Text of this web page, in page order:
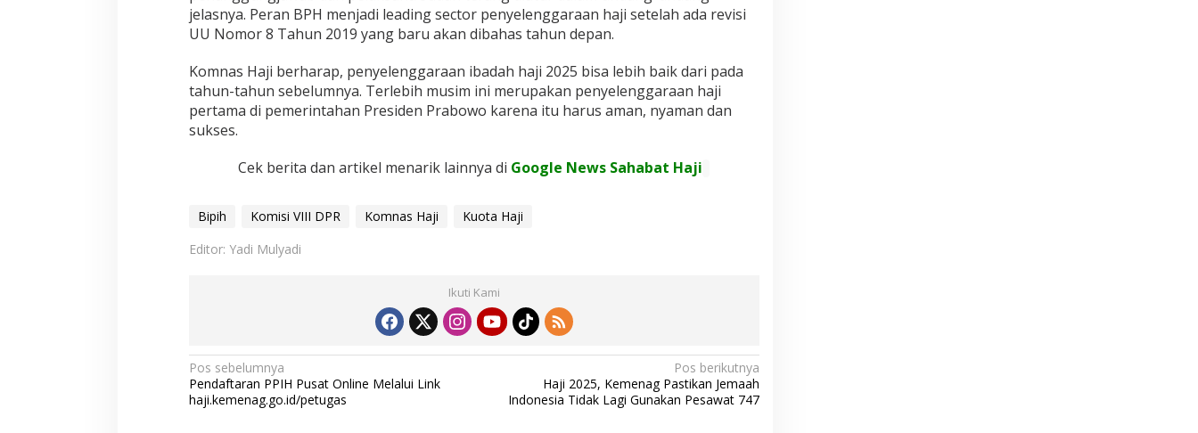
jelasnya. Peran BPH menjadi leading sector penyelenggaraan haji setelah ada revisi
UU Nomor 8 Tahun 2019 yang baru akan dibahas tahun depan.
Komnas Haji berharap, penyelenggaraan ibadah haji 2025 bisa lebih baik dari pada
tahun-tahun sebelumnya. Terlebih musim ini merupakan penyelenggaraan haji
pertama di pemerintahan Presiden Prabowo karena itu harus aman, nyaman dan
sukses.
Cek berita dan artikel menarik lainnya di Google News Sahabat Haji
Bipih Komisi VIII DPR Komnas Haji
Kuota Haji
Editor: Yadi Mulyadi
Ikuti Kami
N
a
Pos sebelumnya
Pendaftaran PPIH Pusat Online Melalui Link
haji.kemenag.go.id/petugas
Pos berikutnya
Haji 2025, Kemenag Pastikan Jemaah
Indonesia Tidak Lagi Gunakan Pesawat 747